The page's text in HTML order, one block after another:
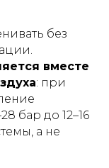
без
вместе
: при
бар до 12–16
а не